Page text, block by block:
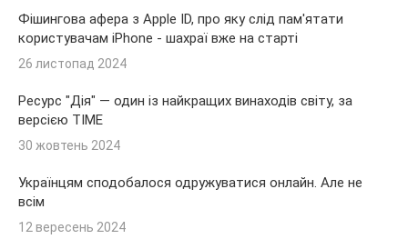
Фішингова афера з Apple ID, про яку слід пам'ятати
користувачам iPhone - шахраї вже на старті
26 листопад 2024
Ресурс "Дія" — один із найкращих винаходів світу, за
версією TIME
30 жовтень 2024
Українцям сподобалося одружуватися онлайн. Але не
всім
12 вересень 2024